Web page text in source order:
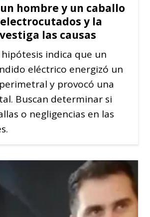
hombre y un caballo
y la
las causas
indica que un
eléctrico energizó un
y provocó una
Buscan determinar si
o negligencias en las